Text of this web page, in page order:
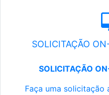
SOLICITAÇÃO
SOLICITAÇÃO
Faça uma solicitação